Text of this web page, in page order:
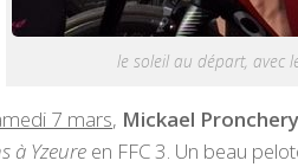
le soleil au départ, avec
7 mars, Mickael Pronchery
à Yzeure en FFC 3. Un beau